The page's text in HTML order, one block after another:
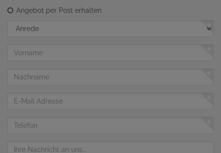
Angebot per Post erhalten
Anrede
Vorname
Nachname
Telefon
Nachricht